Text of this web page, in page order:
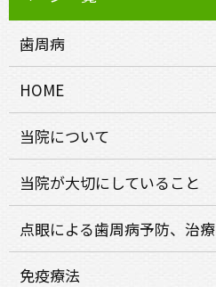
歯周病
HOME
当院について
当院が大切にしていること
点眼による歯周病予防、治療
免疫療法